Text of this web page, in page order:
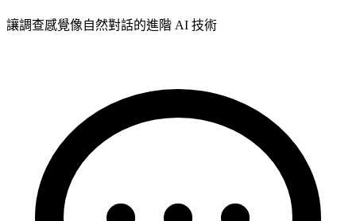
讓調查感覺像自然對話的進階 AI 技術